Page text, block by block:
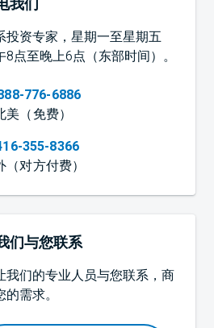
我们
投资专家，星期一至星期五
8点至晚上6点（东部时间） 。
776-6886
美（免费）
355-8366
（对方付费）
们与您联系
我们的专业人员与您联系，商
需求。